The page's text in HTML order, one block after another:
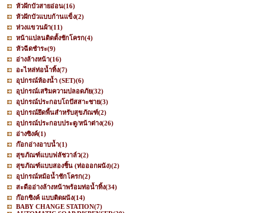
หัวฝักบัวสายอ่อน(16)
หัวฝักบัวแบบก้านแข็ง(2)
ห่วงแขวนผ้า(11)
หน้าแปลนติดตั้งชักโครก(4)
หัวฉีดชำระ(9)
อ่างล้างหน้า(16)
อะไหล่ท่อน้ำทิ้ง(7)
อุปกรณ์ห้องน้ำ (SET)(6)
อุปกรณ์เสริมความปลอดภัย(32)
อุปกรณ์ประกอบโถปัสสาะชาย(3)
อุปกรณ์ยึดพื้นสำหรับสุขภัณฑ์(2)
อุปกรณ์ประกอบประตู/หน้าต่าง(26)
อ่างซิงค์(1)
ก๊อกอ่างอาบน้ำ(1)
สุขภัณฑ์แบบฟลัชวาล์ว(2)
สุขภัณฑ์แบบสองชิ้น (ท่อออกผนัง)(2)
อุปกรณ์หม้อน้ำชักโครก(2)
สะดืออ่างล้างหน้าพร้อมท่อน้ำทิ้ง(34)
ก๊อกซิงค์ แบบติดผนัง(14)
BABY CHANGE STATION(7)